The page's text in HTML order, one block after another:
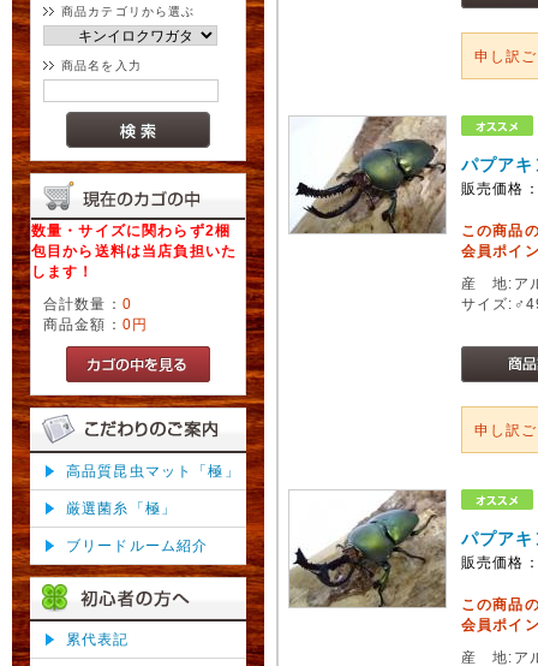
商品カテゴリから選ぶ
商品名を入力
数量・サイズに関わらず2梱
包目から送料は当店負担いた
します！
合計数量： 0
商品金額： 0円
高品質昆虫マット「極」
厳選菌糸「極」
ブリードルーム紹介
累代表記
申し訳
パプア
販売価格
この商品
会員ポイ
産 地:ア
サイズ
申し訳
パプア
販売価格
この商品
会員ポイ
産 地:ア